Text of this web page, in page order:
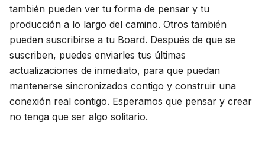
también pueden ver tu forma de pensar y tu
producción a lo largo del camino. Otros también
pueden suscribirse a tu Board. Después de que se
suscriben, puedes enviarles tus últimas
actualizaciones de inmediato, para que puedan
mantenerse sincronizados contigo y construir una
conexión real contigo. Esperamos que pensar y crear
no tenga que ser algo solitario.